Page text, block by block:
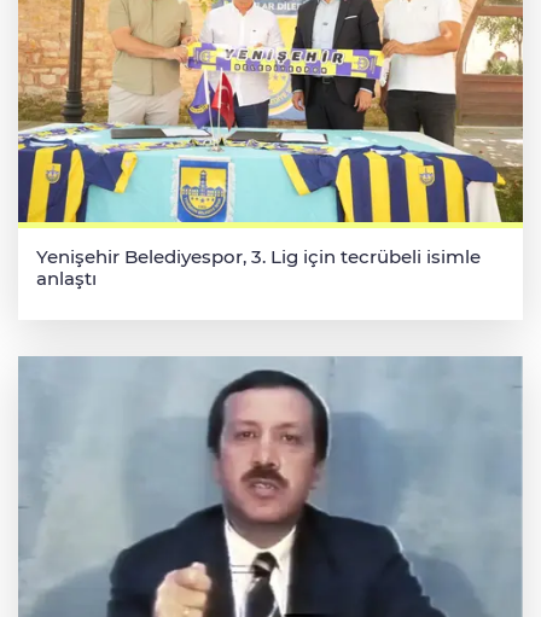
Yenişehir Belediyespor, 3. Lig için tecrübeli isimle
anlaştı